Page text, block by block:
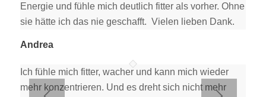
Energie und fühle mich deutlich fitter als vorher. Ohne
sie hätte ich das nie geschafft. Vielen lieben Dank.
Andrea
Ich fühle mich fitter, wacher und kann mich wieder
mehr konzentrieren. Und es dreht sich nicht mehr